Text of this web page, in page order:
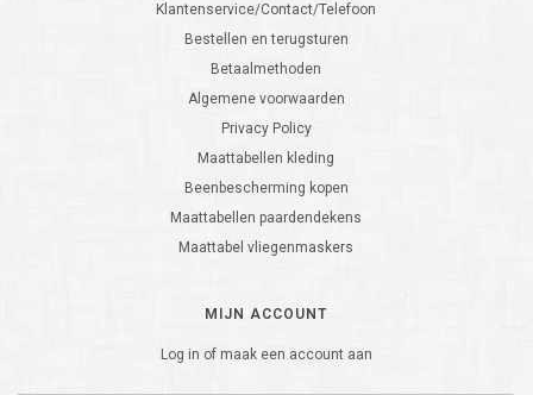
Klantenservice/Contact/Telefoon
Bestellen en terugsturen
Betaalmethoden
Algemene voorwaarden
Privacy Policy
Maattabellen kleding
Beenbescherming kopen
Maattabellen paardendekens
Maattabel vliegenmaskers
MIJN ACCOUNT
Log in of maak een account aan